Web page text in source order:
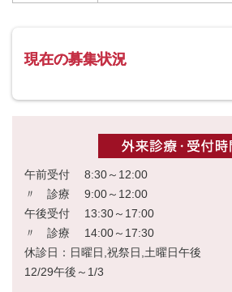
現在の募集状況
午前受付 8:30～12:00
〃 診療 9:00～12:00
午後受付 13:30～17:00
〃 診療 14:00～17:30
休診日：日曜日,祝祭日,土曜日午後
12/29午後～1/3